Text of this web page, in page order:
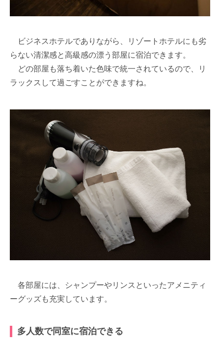
ビジネスホテルでありながら、リゾートホテルにも劣
らない清潔感と高級感の漂う部屋に宿泊できます。
どの部屋も落ち着いた色味で統一されているので、リ
ラックスして過ごすことができますね。
各部屋には、シャンプーやリンスといったアメニティ
ーグッズも充実しています。
多人数で同室に宿泊できる